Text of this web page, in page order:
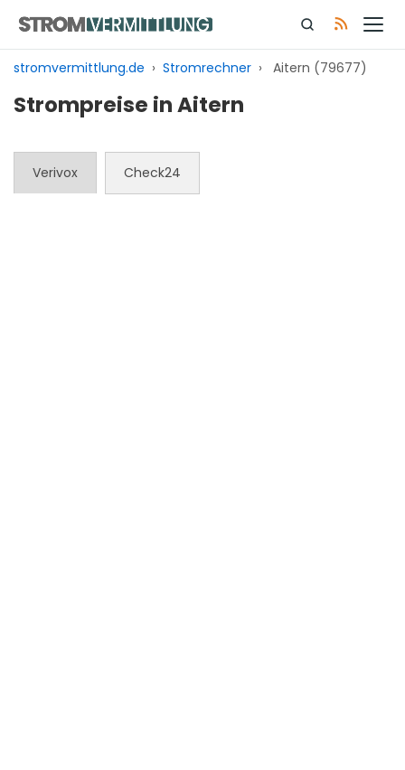
Inhalt
springen
stromvermittlung.de › Stromrechner › Aitern (79677)
Strompreise in Aitern
Verivox Check24